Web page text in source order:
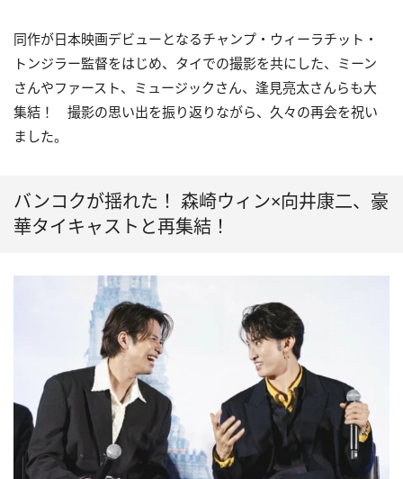
同作が日本映画デビューとなるチャンプ・ウィーラチット・
トンジラー監督をはじめ、タイでの撮影を共にした、ミーン
さんやファースト、ミュージックさん、逢見亮太さんらも大
集結！ 撮影の思い出を振り返りながら、久々の再会を祝い
ました。
バンコクが揺れた！ 森崎ウィン×向井康二、豪
華タイキャストと再集結！